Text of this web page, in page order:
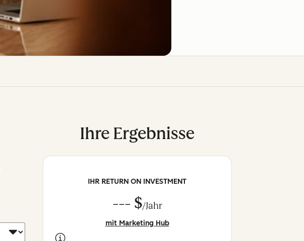
Ihre Ergebnisse
IHR RETURN ON INVESTMENT
--- $/Jahr
mit Marketing Hub